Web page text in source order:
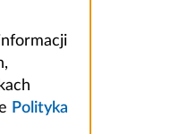
Polityka